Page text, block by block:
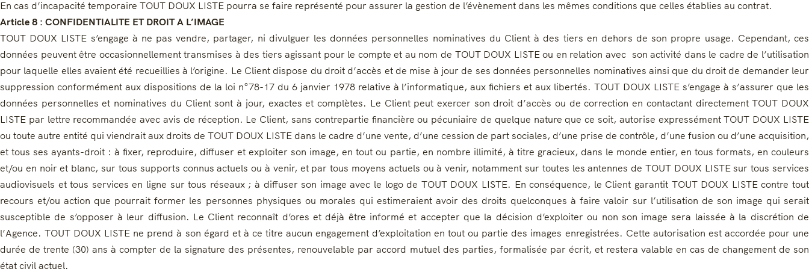
En cas d’incapacité temporaire TOUT DOUX LISTE pourra se faire représenté pour assurer la gestion de l’évènement dans les mêmes conditions que celles établies au contrat.
Article 8 : CONFIDENTIALITE ET DROIT A L’IMAGE
TOUT DOUX LISTE s’engage à ne pas vendre, partager, ni divulguer les données personnelles nominatives du Client à des tiers en dehors de son propre usage. Cependant, ces
données peuvent être occasionnellement transmises à des tiers agissant pour le compte et au nom de TOUT DOUX LISTE ou en relation avec son activité dans le cadre de l’utilisation
pour laquelle elles avaient été recueillies à l’origine. Le Client dispose du droit d’accès et de mise à jour de ses données personnelles nominatives ainsi que du droit de demander leur
suppression conformément aux dispositions de la loi n°78-17 du 6 janvier 1978 relative à l’informatique, aux fichiers et aux libertés. TOUT DOUX LISTE s’engage à s’assurer que les
données personnelles et nominatives du Client sont à jour, exactes et complètes. Le Client peut exercer son droit d’accès ou de correction en contactant directement TOUT DOUX
LISTE par lettre recommandée avec avis de réception. Le Client, sans contrepartie financière ou pécuniaire de quelque nature que ce soit, autorise expressément TOUT DOUX LISTE
ou toute autre entité qui viendrait aux droits de TOUT DOUX LISTE dans le cadre d’une vente, d’une cession de part sociales, d’une prise de contrôle, d’une fusion ou d’une acquisition,
et tous ses ayants-droit : à fixer, reproduire, diffuser et exploiter son image, en tout ou partie, en nombre illimité, à titre gracieux, dans le monde entier, en tous formats, en couleurs
et/ou en noir et blanc, sur tous supports connus actuels ou à venir, et par tous moyens actuels ou à venir, notamment sur toutes les antennes de TOUT DOUX LISTE sur tous services
audiovisuels et tous services en ligne sur tous réseaux ; à diffuser son image avec le logo de TOUT DOUX LISTE. En conséquence, le Client garantit TOUT DOUX LISTE contre tout
recours et/ou action que pourrait former les personnes physiques ou morales qui estimeraient avoir des droits quelconques à faire valoir sur l’utilisation de son image qui serait
susceptible de s’opposer à leur diffusion. Le Client reconnaît d’ores et déjà être informé et accepter que la décision d’exploiter ou non son image sera laissée à la discrétion de
l’Agence. TOUT DOUX LISTE ne prend à son égard et à ce titre aucun engagement d’exploitation en tout ou partie des images enregistrées. Cette autorisation est accordée pour une
durée de trente (30) ans à compter de la signature des présentes, renouvelable par accord mutuel des parties, formalisée par écrit, et restera valable en cas de changement de son
état civil actuel.